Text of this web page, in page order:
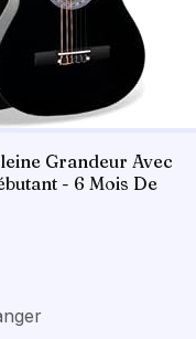
Grandeur Avec
- 6 Mois De